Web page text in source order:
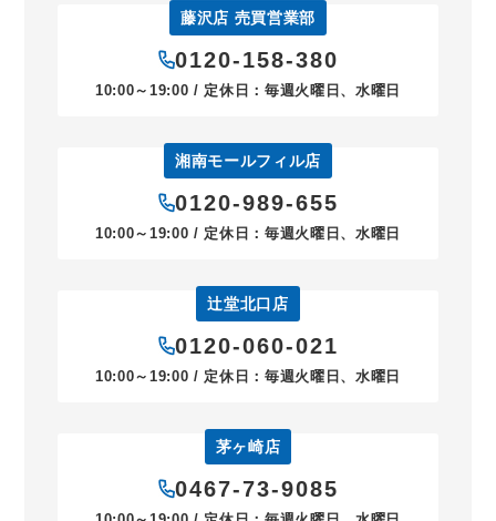
藤沢店 売買営業部
0120-158-380
10:00～19:00 / 定休日：毎週火曜日、水曜日
湘南モールフィル店
0120-989-655
10:00～19:00 / 定休日：毎週火曜日、水曜日
辻堂北口店
0120-060-021
10:00～19:00 / 定休日：毎週火曜日、水曜日
茅ヶ崎店
0467-73-9085